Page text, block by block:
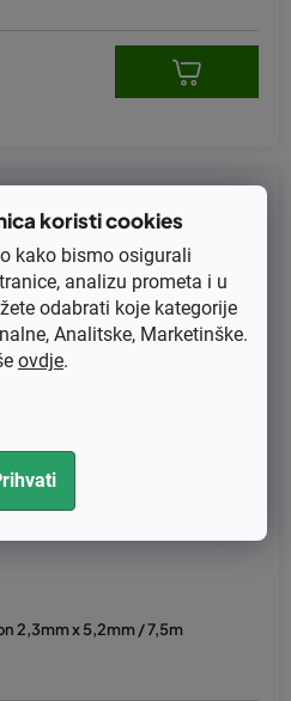
koristi cookies
kako bismo osigurali
analizu prometa i u
odabrati koje kategorije
Analitske, Marketinške.
ovdje.
2,3mm x 5,2mm / 7,5m